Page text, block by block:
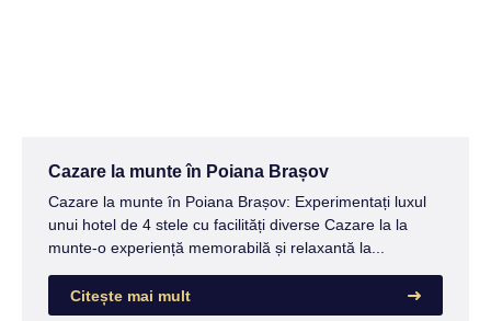
Cazare la munte în Poiana Brașov
Cazare la munte în Poiana Brașov: Experimentați luxul
unui hotel de 4 stele cu facilități diverse Cazare la la
munte-o experiență memorabilă și relaxantă la...
Citește mai mult